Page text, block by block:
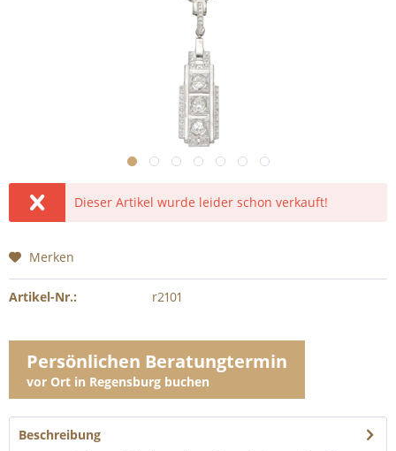
Dieser Artikel wurde leider schon verkauft!
Merken
Artikel-Nr.: r2101
Persönlichen Beratungtermin
vor Ort in Regensburg buchen
Beschreibung